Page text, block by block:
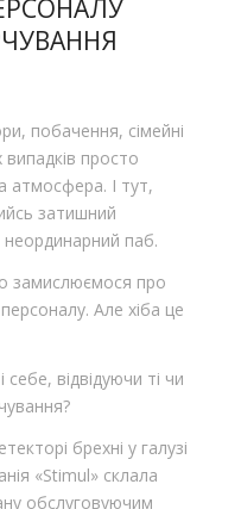
побачення, сімейні
просто
атмосфера. І тут,
затишний
паб.
замислюємося про
Але хіба це
відвідуючи ті чи
брехні у галузі
«Stimul» склала
обслуговуючим